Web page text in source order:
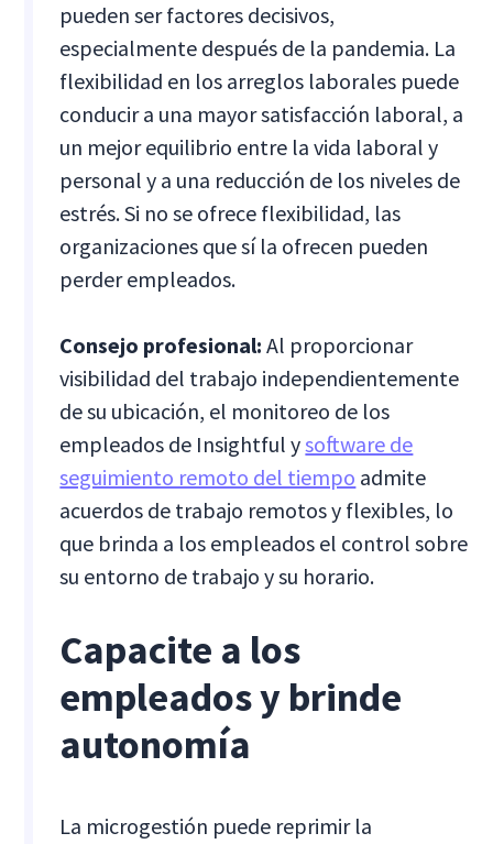
pueden ser factores decisivos,
especialmente después de la pandemia. La
flexibilidad en los arreglos laborales puede
conducir a una mayor satisfacción laboral, a
un mejor equilibrio entre la vida laboral y
personal y a una reducción de los niveles de
estrés. Si no se ofrece flexibilidad, las
organizaciones que sí la ofrecen pueden
perder empleados.
Consejo profesional:Al proporcionar
visibilidad del trabajo independientemente
de su ubicación, el monitoreo de los
empleados de Insightful ysoftware de
seguimiento remoto del tiempo admite
acuerdos de trabajo remotos y flexibles, lo
que brinda a los empleados el control sobre
su entorno de trabajo y su horario.
Capacite a los
empleados y brinde
autonomía
La microgestión puede reprimir la